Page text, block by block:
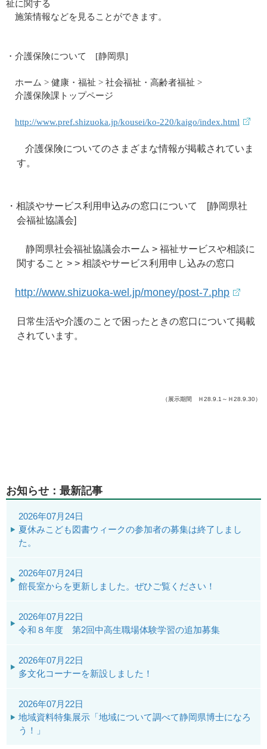
祉に関する
施策情報などを見ることができます。
・介護保険について [静岡県]
ホーム > 健康・福祉 > 社会福祉・高齢者福祉 >
介護保険課トップページ
http://www.pref.shizuoka.jp/kousei/ko-220/kaigo/index.html
介護保険についてのさまざまな情報が掲載されていま
す。
・相談やサービス利用申込みの窓口について [静岡県社
会福祉協議会]
静岡県社会福祉協議会ホーム > 福祉サービスや相談に
関すること > >相談やサービス利用申し込みの窓口
http://www.shizuoka-wel.jp/money/post-7.php
日常生活や介護のことで困ったときの窓口について掲載
されています。
（展示期間 Ｈ28.9.1～Ｈ28.9.30）
お知らせ：最新記事
2026年07月24日
夏休みこども図書ウィークの参加者の募集は終了しまし
た。
2026年07月24日
館長室からを更新しました。ぜひご覧ください！
2026年07月22日
令和８年度 第2回中高生職場体験学習の追加募集
2026年07月22日
多文化コーナーを新設しました！
2026年07月22日
地域資料特集展示「地域について調べて静岡県博士になろ
う！」